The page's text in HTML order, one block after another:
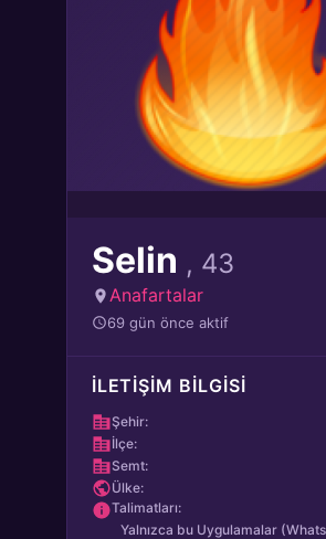
Selin , 43
Anafartalar
69 gün önce aktif
İLETIŞIM BILGISI
Şehir:
İlçe:
Semt:
Ülke:
Talimatları:
Yalnızca bu Uygulamalar